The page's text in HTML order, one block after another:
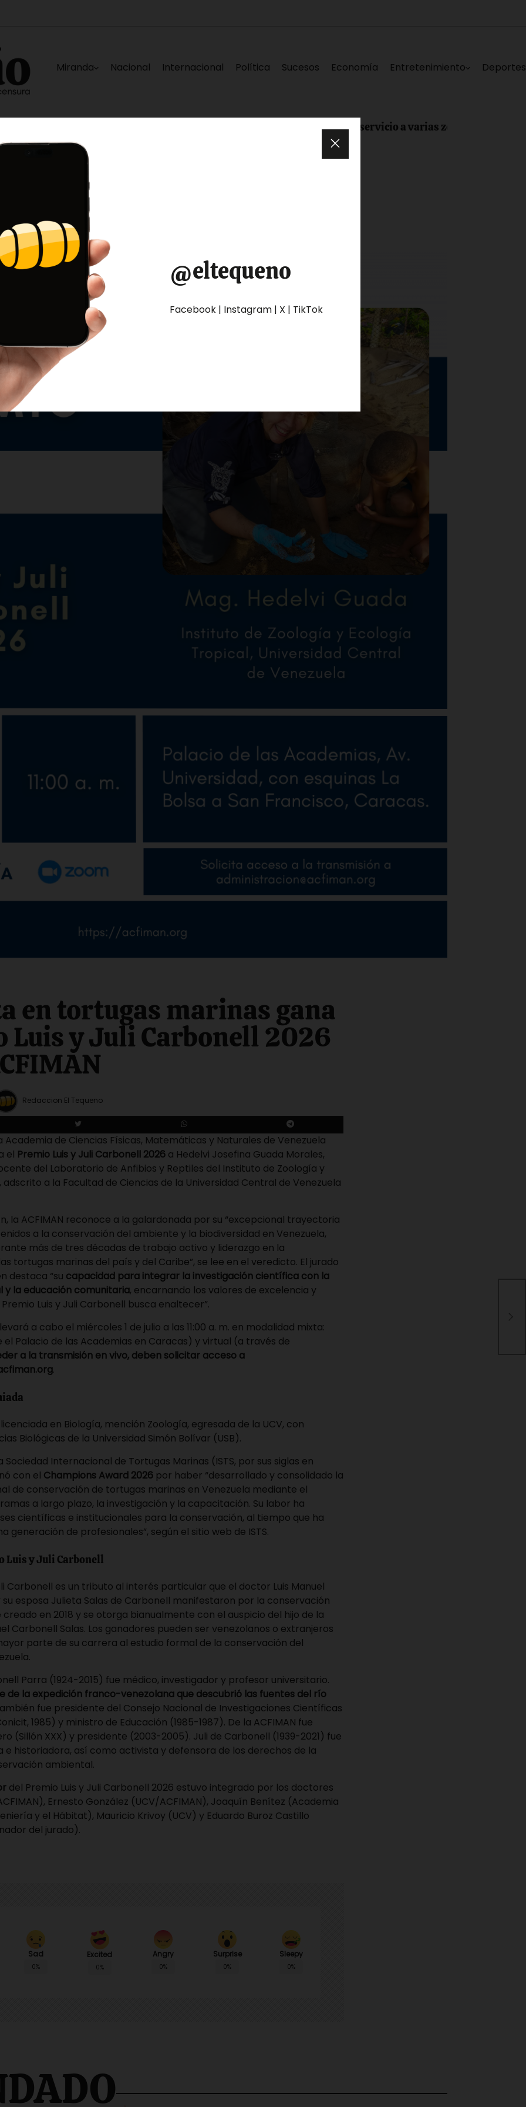
Miranda Nacional Internacional Política Sucesos Economía Entretenimiento Deportes
en La Guaira Nueva falla eléctrica deja sin servicio a varias zonas de Los Teques este
en tortugas marinas gana
Luis y Juli Carbonell 2026
Redaccion El Tequeno
Academia de Ciencias Físicas, Matemáticas y Naturales de Venezuela
el Premio Luis y Juli Carbonell 2026 a Hedelvi Josefina Guada Morales,
del Laboratorio de Anfibios y Reptiles del Instituto de Zoología y
adscrito a la Facultad de Ciencias de la Universidad Central de Venezuela
la ACFIMAN reconoce a la galardonada por su “excepcional trayectoria
a la conservación del ambiente y la biodiversidad en Venezuela,
más de tres décadas de trabajo activo y liderazgo en la
tortugas marinas del país y del Caribe”, se lee en el veredicto. El jurado
destaca “su capacidad para integrar la investigación científica con la
y la educación comunitaria, encarnando los valores de excelencia y
Luis y Juli Carbonell busca enaltecer”.
a cabo el miércoles 1 de julio a las 11:00 a. m. en modalidad mixta:
el Palacio de las Academias en Caracas) y virtual (a través de
a la transmisión en vivo, deben solicitar acceso a
.
en Biología, mención Zoología, egresada de la UCV, con
Biológicas de la Universidad Simón Bolívar (USB).
Sociedad Internacional de Tortugas Marinas (ISTS, por sus siglas en
con el Champions Award 2026 por haber “desarrollado y consolidado la
de conservación de tortugas marinas en Venezuela mediante el
a largo plazo, la investigación y la capacitación. Su labor ha
científicas e institucionales para la conservación, al tiempo que ha
generación de profesionales”, según el sitio web de ISTS.
Luis y Juli Carbonell
Carbonell es un tributo al interés particular que el doctor Luis Manuel
esposa Julieta Salas de Carbonell manifestaron por la conservación
en 2018 y se otorga bianualmente con el auspicio del hijo de la
Carbonell Salas. Los ganadores pueden ser venezolanos o extranjeros
parte de su carrera al estudio formal de la conservación del
Parra (1924-2015) fue médico, investigador y profesor universitario.
de la expedición franco-venezolana que descubrió las fuentes del río
fue presidente del Consejo Nacional de Investigaciones Científicas
1985) y ministro de Educación (1985-1987). De la ACFIMAN fue
(Sillón XXX) y presidente (2003-2005). Juli de Carbonell (1939-2021) fue
e historiadora, así como activista y defensora de los derechos de la
ambiental.
del Premio Luis y Juli Carbonell 2026 estuvo integrado por los doctores
Ernesto González (UCV/ACFIMAN), Joaquín Benítez (Academia
y el Hábitat), Mauricio Krivoy (UCV) y Eduardo Buroz Castillo
del jurado).
Sad
0%
Excited
0%
Angry
0%
Surprise
0%
Sleepy
0%
@eltequeno
Facebook | Instagram | X | TikTok